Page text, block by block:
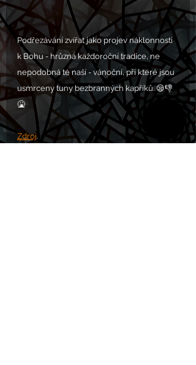
Podřezávání zvířat jako projev náklonnosti
k Bohu - hrůzná každoroční tradice, ne
nepodobná té naší - vánoční, při které jsou
usmrceny tuny bezbranných kapříků. 😪👎
🤮
Zdroj.